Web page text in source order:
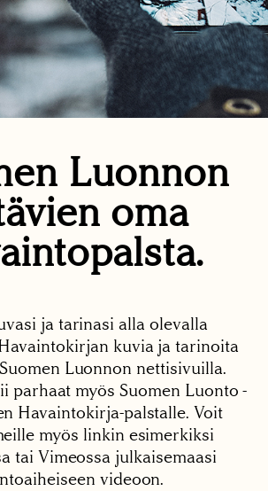
Luonnon
oma
ja tarinasi alla olevalla
kuvia ja tarinoita
Luonnon nettisivuilla.
parhaat myös Suomen Luonto -
Havaintokirja-palstalle. Voit
myös linkin esimerkiksi
tai Vimeossa julkaisemaasi
videoon.